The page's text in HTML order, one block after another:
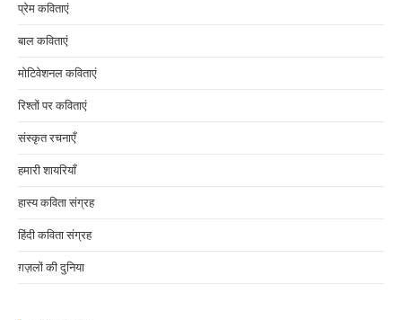
प्रेम कविताएं
बाल कविताएं
मोटिवेशनल कविताएं
रिश्तों पर कविताएं
संस्कृत रचनाएँ
हमारी शायरियाँ
हास्य कविता संग्रह
हिंदी कविता संग्रह
ग़ज़लों की दुनिया